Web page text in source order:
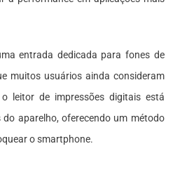
entrada dedicada para fones de
muitos usuários ainda consideram
leitor de impressões digitais está
aparelho, oferecendo um método
o smartphone.